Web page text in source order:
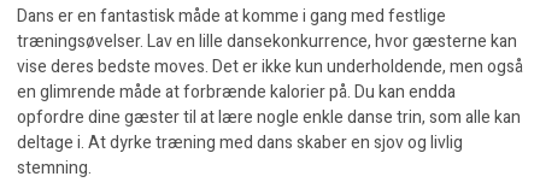
Dans er en fantastisk måde at komme i gang med festlige
træningsøvelser. Lav en lille dansekonkurrence, hvor gæsterne kan
vise deres bedste moves. Det er ikke kun underholdende, men også
en glimrende måde at forbrænde kalorier på. Du kan endda
opfordre dine gæster til at lære nogle enkle danse trin, som alle kan
deltage i. At dyrketræning med dansskaber en sjov og livlig
stemning.